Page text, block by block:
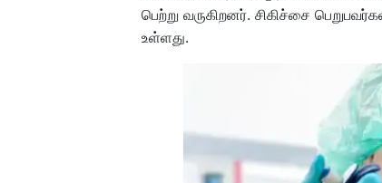
பெற்று வருகிறனர். சிகிச்சை
உள்ளது.